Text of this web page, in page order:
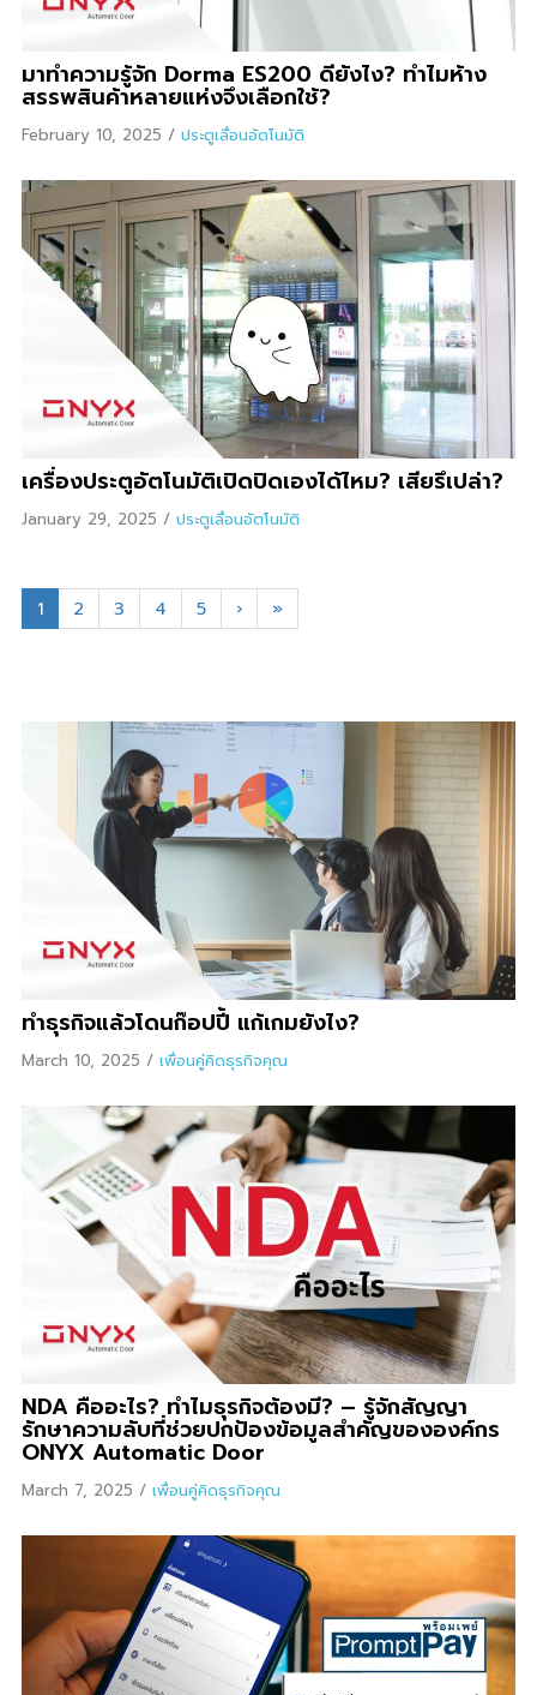
มาทำความรู้จัก Dorma ES200 ดียังไง? ทำไมห้าง
สรรพสินค้าหลายแห่งจึงเลือกใช้?
February 10, 2025 / ประตูเลื่อนอัตโนมัติ
เครื่องประตูอัตโนมัติเปิดปิดเองได้ไหม? เสียรึเปล่า?
January 29, 2025 / ประตูเลื่อนอัตโนมัติ
1 2 3 4 5 › »
ทำธุรกิจแล้วโดนก๊อปปี้ แก้เกมยังไง?
March 10, 2025 / เพื่อนคู่คิดธุรกิจคุณ
NDA คืออะไร? ทำไมธุรกิจต้องมี? – รู้จักสัญญา
รักษาความลับที่ช่วยปกป้องข้อมูลสำคัญขององค์กร
ONYX Automatic Door
March 7, 2025 / เพื่อนคู่คิดธุรกิจคุณ